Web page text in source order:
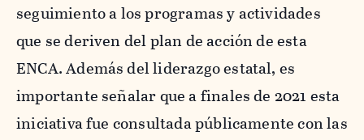
seguimiento a los programas y actividades
que se deriven del plan de acción de esta
ENCA. Además del liderazgo estatal, es
importante señalar que a finales de 2021 esta
iniciativa fue consultada públicamente con las